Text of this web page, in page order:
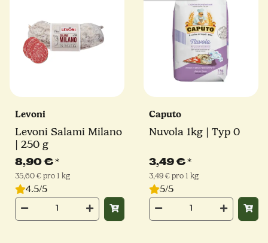
Levoni
Levoni Salami Milano
| 250 g
8,90 €*
35,60 € pro 1 kg
4.5/5
Caputo
Nuvola 1kg | Typ 0
3,49 €*
3,49 € pro 1 kg
5/5